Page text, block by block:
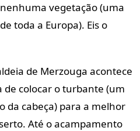
vegetação (uma
toda a Europa). Eis o
de Merzouga acontece
de colocar o turbante (um
da cabeça) para a melhor
Até o acampamento